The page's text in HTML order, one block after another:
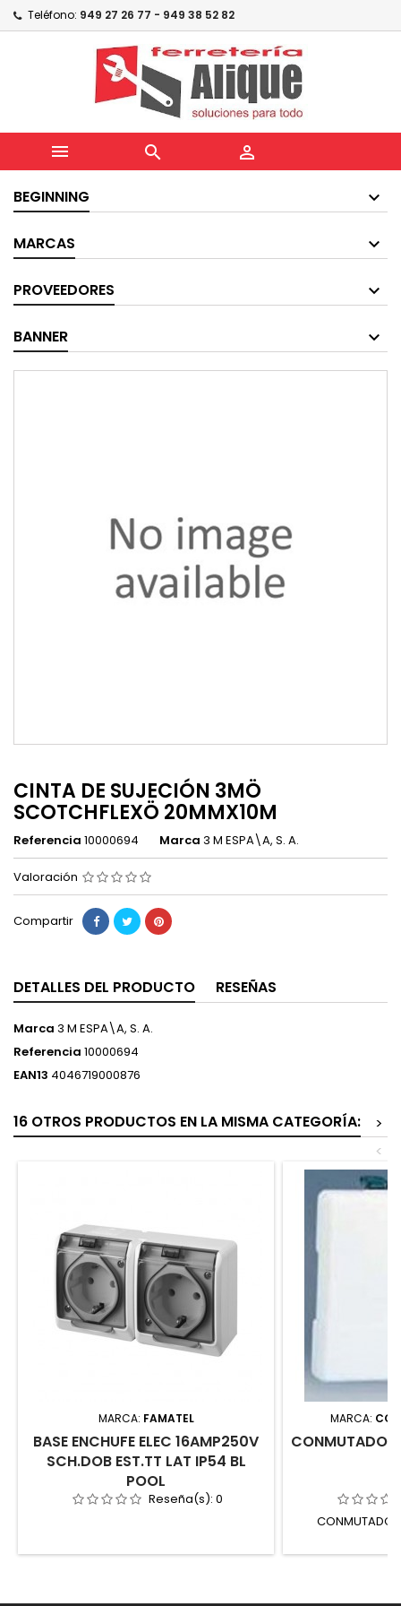
Teléfono: 949 27 26 77 - 949 38 52 82
  
BEGINNING
MARCAS
PROVEEDORES
BANNER
CINTA DE SUJECIÓN 3MÖ
SCOTCHFLEXÖ 20MMX10M
Referencia 10000694 Marca 3 M ESPA\A, S. A.
Valoración
Compartir
DETALLES DEL PRODUCTO RESEÑAS
Marca 3 M ESPA\A, S. A.
Referencia 10000694
EAN13 4046719000876
16 OTROS PRODUCTOS EN LA MISMA CATEGORÍA:
>
<
MARCA: FAMATEL
BASE ENCHUFE ELEC 16AMP250V
SCH.DOB EST.TT LAT IP54 BL
POOL
Reseña(s): 0
MARCA: